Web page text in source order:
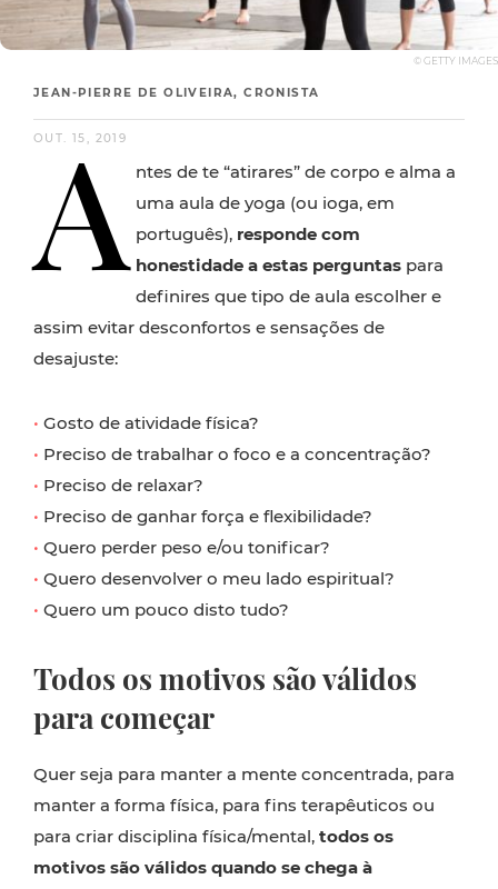
© GETTY IMAGES
JEAN-PIERRE DE OLIVEIRA, CRONISTA
OUT. 15, 2019
A ntes de te “atirares” de corpo e alma a
uma aula de yoga (ou ioga, em
português), responde com
honestidade a estas perguntas para
definires que tipo de aula escolher e
assim evitar desconfortos e sensações de
desajuste:
• Gosto de atividade física?
• Preciso de trabalhar o foco e a concentração?
• Preciso de relaxar?
• Preciso de ganhar força e flexibilidade?
• Quero perder peso e/ou tonificar?
• Quero desenvolver o meu lado espiritual?
• Quero um pouco disto tudo?
Todos os motivos são válidos
para começar
Quer seja para manter a mente concentrada, para
manter a forma física, para fins terapêuticos ou
para criar disciplina física/mental, todos os
motivos são válidos quando se chega à